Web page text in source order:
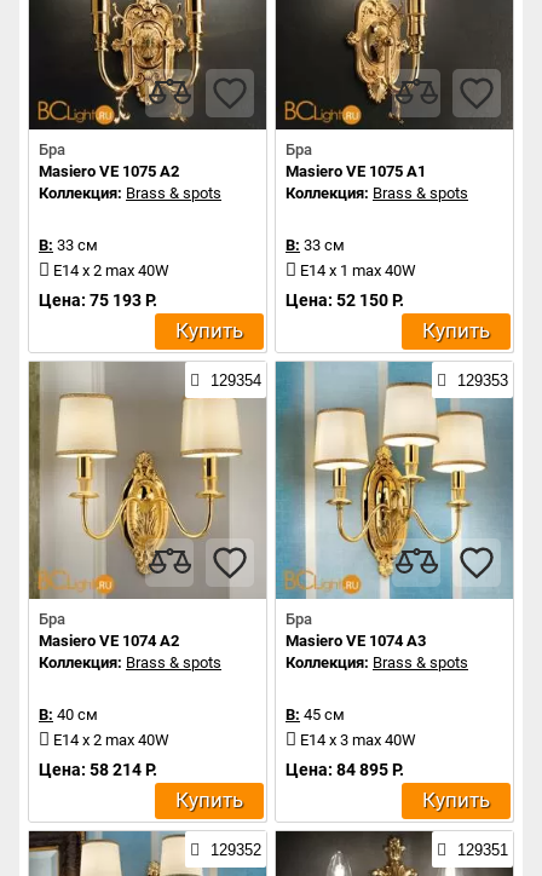
Бра
Masiero VE 1075 A2
Коллекция: Brass & spots
В: 33 см
E14 x 2 max 40W
Цена: 75 193 Р.
Купить
Бра
Masiero VE 1075 A1
Коллекция: Brass & spots
В: 33 см
E14 x 1 max 40W
Цена: 52 150 Р.
Купить
129354
Бра
Masiero VE 1074 A2
Коллекция: Brass & spots
В: 40 см
E14 x 2 max 40W
Цена: 58 214 Р.
Купить
129353
Бра
Masiero VE 1074 A3
Коллекция: Brass & spots
В: 45 см
E14 x 3 max 40W
Цена: 84 895 Р.
Купить
129352 129351